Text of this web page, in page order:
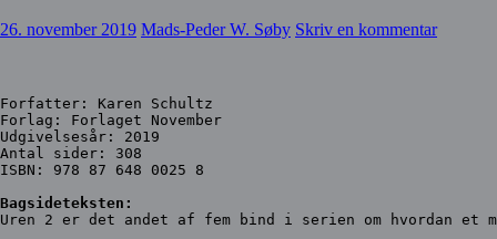
26. november 2019 Mads-Peder W. Søby Skriv en kommentar
Forfatter: Karen Schultz
Forlag: Forlaget November
Udgivelsesår: 2019
Antal sider: 308
ISBN: 978 87 648 0025 8
Bagsideteksten:
Uren 2 er det andet af fem bind i serien om hvordan et